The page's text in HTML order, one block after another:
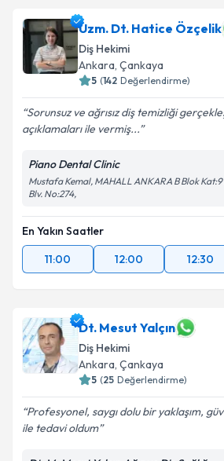
Uzm. Dt. Hatice Özçelik
Diş Hekimi
Ankara, Çankaya
5 (142 Değerlendirme)
Sorunsuz ve ağrısız diş temizliği
açıklamaları ile vermiş...
Piano Dental Clinic
Mustafa Kemal, MAHALL ANKARA B Blok
Blv. No:274,
En Yakın Saatler
11:00
12:00 12:30
Dt. Mesut Yalçın
Diş Hekimi
Ankara, Çankaya
5 (25 Değerlendirme)
Profesyonel, saygı dolu bir yaklaşım,
ile tedavi oldum